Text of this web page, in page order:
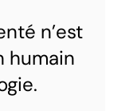
n’est
humain